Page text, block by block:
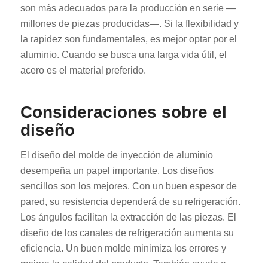
son más adecuados para la producción en serie —
millones de piezas producidas—. Si la flexibilidad y
la rapidez son fundamentales, es mejor optar por el
aluminio. Cuando se busca una larga vida útil, el
acero es el material preferido.
Consideraciones sobre el
diseño
El diseño del molde de inyección de aluminio
desempeña un papel importante. Los diseños
sencillos son los mejores. Con un buen espesor de
pared, su resistencia dependerá de su refrigeración.
Los ángulos facilitan la extracción de las piezas. El
diseño de los canales de refrigeración aumenta su
eficiencia. Un buen molde minimiza los errores y